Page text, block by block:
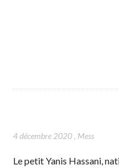
4 décembre 2020, Mess
Le petit Yanis Hassani,